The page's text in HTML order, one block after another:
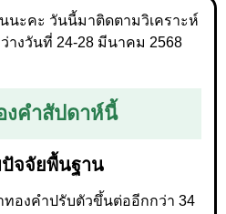
นะคะ วันนี้มาติดตามวิเคราะห์
างวันที่ 24-28 มีนาคม 2568
งคำสัปดาห์นี้
ปัจจัยพื้นฐาน
องคำปรับตัวขึ้นต่ออีกกว่า 34